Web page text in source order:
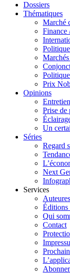
Dossiers
Thématiques
Marché
Finance
Prix
Opinions
Entretien
Prise de
Un
Séries
Regard
Next
Services
Éditions
Qui
Contact